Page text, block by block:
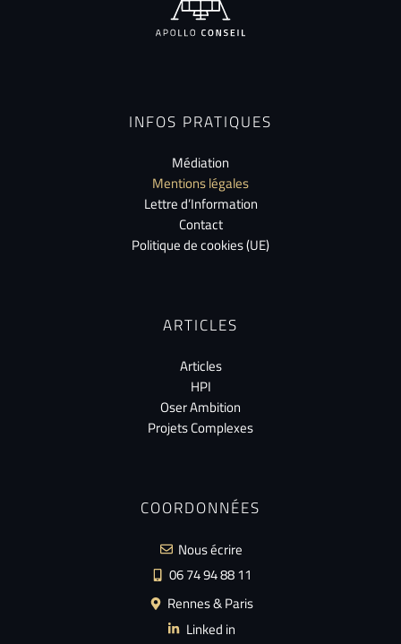
INFOS PRATIQUES
Médiation
Mentions légales
Lettre d’Information
Contact
Politique de cookies (UE)
ARTICLES
Articles
HPI
Oser Ambition
Projets Complexes
COORDONNÉES
Nous écrire
06 74 94 88 11
Rennes & Paris
Linked in